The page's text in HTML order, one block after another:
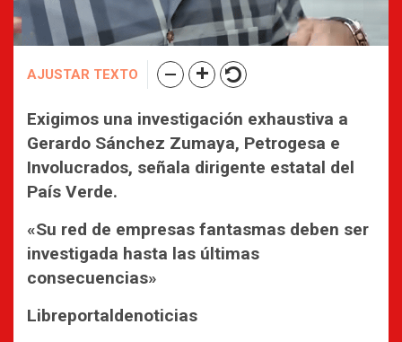
AJUSTAR TEXTO
Exigimos una investigación exhaustiva a
Gerardo Sánchez Zumaya, Petrogesa e
Involucrados, señala dirigente estatal del
País Verde.
«Su red de empresas fantasmas deben ser
investigada hasta las últimas
consecuencias»
Libreportaldenoticias